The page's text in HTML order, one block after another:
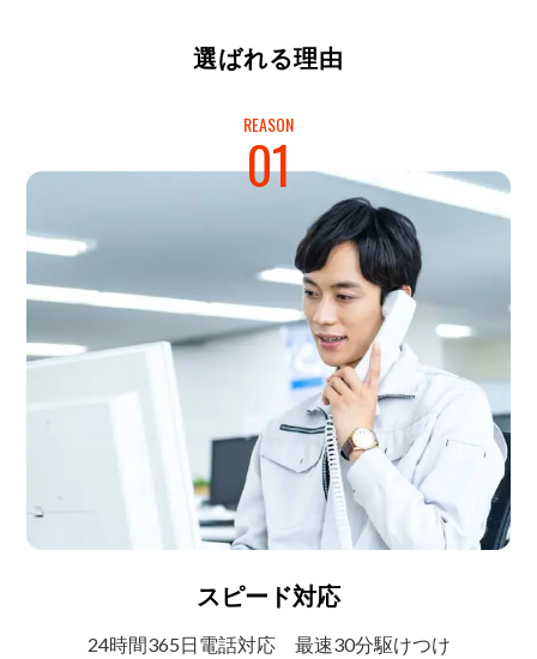
選ばれる理由
REASON
01
スピード対応
24時間365日電話対応 最速30分駆けつけ